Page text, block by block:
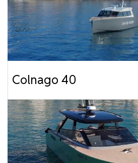
Colnago 40